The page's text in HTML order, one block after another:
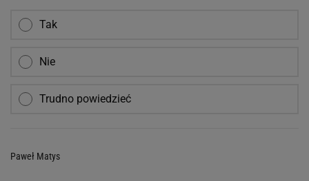
Tak
Nie
Trudno powiedzieć
Paweł Matys